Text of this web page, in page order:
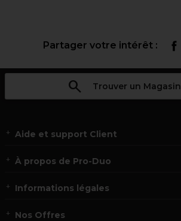
Partager votre intérêt :
Trouver un Magasin
Aide et support Client
À propos de Pro-Duo
Informations légales
Nos Offres